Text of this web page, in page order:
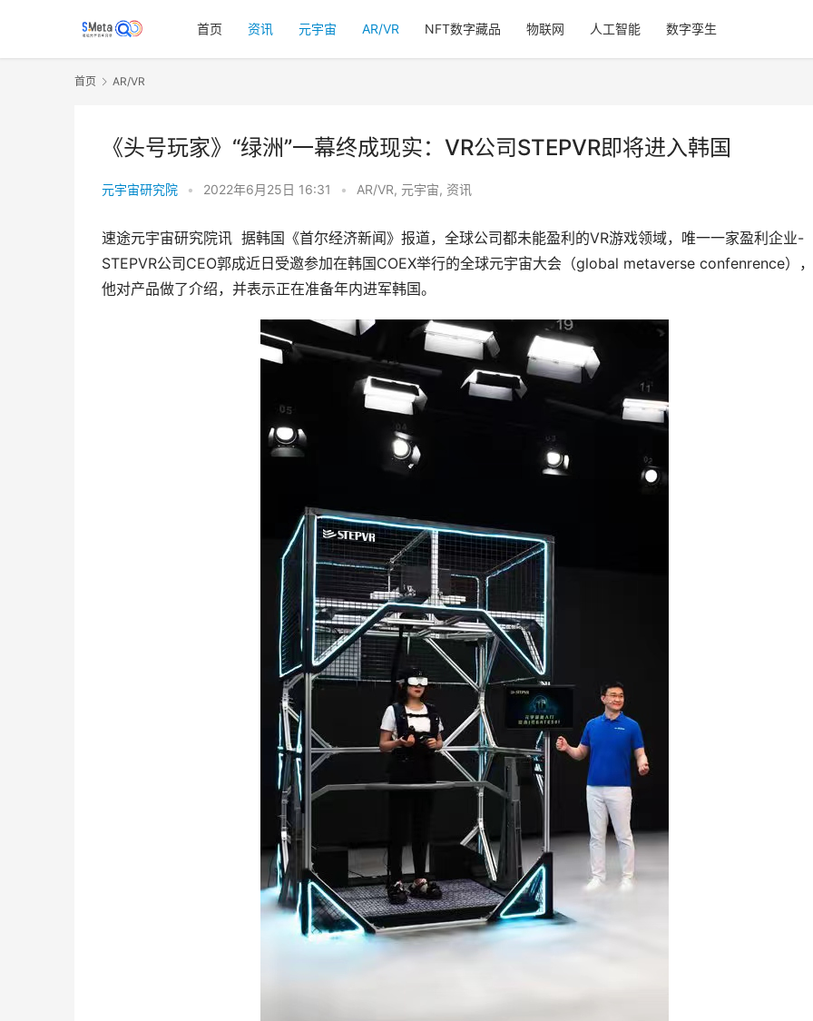
首页 资讯 元宇宙 AR/VR NFT数字藏品 物联网 人工智能 数字孪生
首页 AR/VR
《头号玩家》“绿洲”一幕终成现实：VR公司STEPVR即将进入韩国
元宇宙研究院 • 2022年6月25日 16:31 • AR/VR, 元宇宙, 资讯
速途元宇宙研究院讯  据韩国《首尔经济新闻》报道，全球公司都未能盈利的VR游戏领域，唯一一家盈利企业-
STEPVR公司CEO郭成近日受邀参加在韩国COEX举行的全球元宇宙大会（global metaverse confenrence），
他对产品做了介绍，并表示正在准备年内进军韩国。